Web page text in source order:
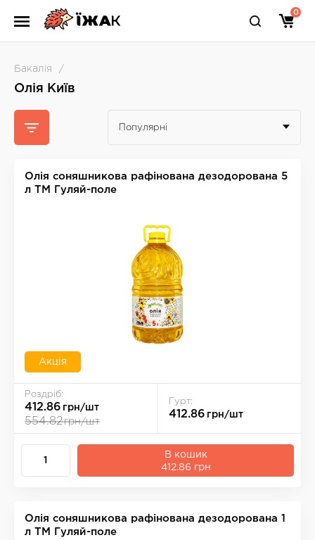
0
Бакалія
Олія Київ
Популярні
Олія соняшникова рафінована дезодорована 5
л ТМ Гуляй-поле
Акція
Роздріб:
412.86 грн/шт
554.82грн/шт
Гурт:
412.86 грн/шт
В кошик
412.86 грн
Олія соняшникова рафінована дезодорована 1
л ТМ Гуляй-поле